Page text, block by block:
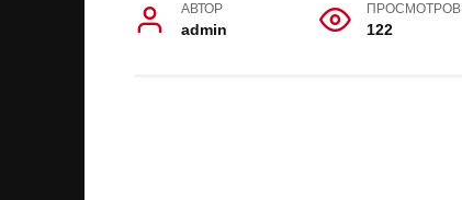
АВТОР
admin
ПРОСМОТРОВ
122